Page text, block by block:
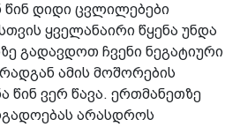
წინ დიდი ცვლილებები
ყველანაირი წყენა უნდა
გადავდოთ ჩვენი ნეგატიური
ამის მოშორების
წინ ვერ წავა. ერთმანეთზე
არასდროს